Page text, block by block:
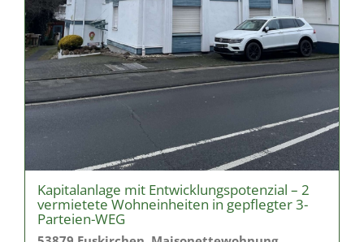
Kapitalanlage mit Entwicklungspotenzial – 2
vermietete Wohneinheiten in gepflegter 3-
Parteien-WEG